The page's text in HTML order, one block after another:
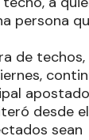
persona
de techos,
desde el
sean